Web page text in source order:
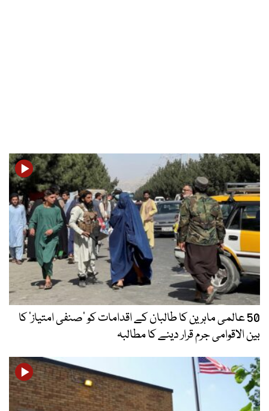
50 عالمی ماہرین کا طالبان کے اقدامات کو ’صنفی امتیاز‘ کا
بین الاقوامی جرم قرار دینے کا مطالبہ